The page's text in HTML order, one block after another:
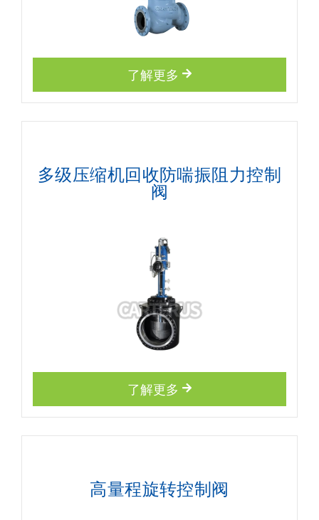
了解更多
多级压缩机回收防喘振阻力控制
阀
了解更多
高量程旋转控制阀